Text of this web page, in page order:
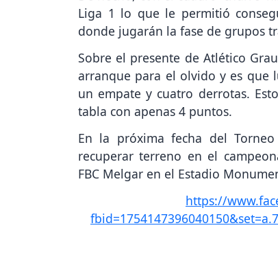
Liga 1 lo que le permitió
donde jugarán la fase de grupos
Sobre el presente de Atlético
arranque para el olvido y es que
un empate y cuatro derrotas.
tabla con apenas 4 puntos.
En la próxima fecha del
recuperar terreno en el
FBC Melgar en el Estadio
https://